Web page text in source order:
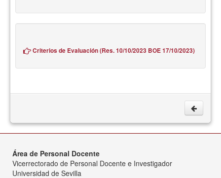
Criterios de Evaluación (Res. 10/10/2023 BOE 17/10/2023)
Área de Personal Docente
Vicerrectorado de Personal Docente e Investigador
Universidad de Sevilla